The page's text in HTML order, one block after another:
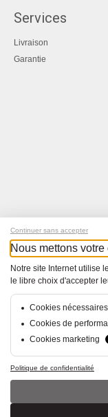
Services
Livraison
Garantie
Continuer sans accepter
Nous mettons
Notre site Internet utilise
le libre choix d'accepter
Cookies nécessaires
Cookies de
Cookies marketing
Politique de confidentialité